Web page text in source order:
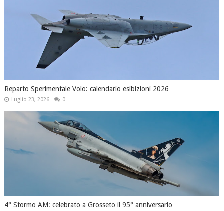
Reparto Sperimentale Volo: calendario esibizioni 2026
Luglio 23, 2026 0
4° Stormo AM: celebrato a Grosseto il 95° anniversario